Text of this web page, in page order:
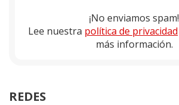
¡No enviamos spam!
Lee nuestra política de privacidad
más información.
REDES